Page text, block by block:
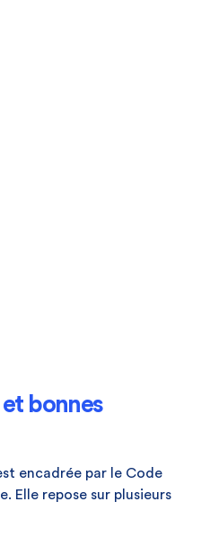
bonnes
encadrée par le Code
Elle repose sur plusieurs